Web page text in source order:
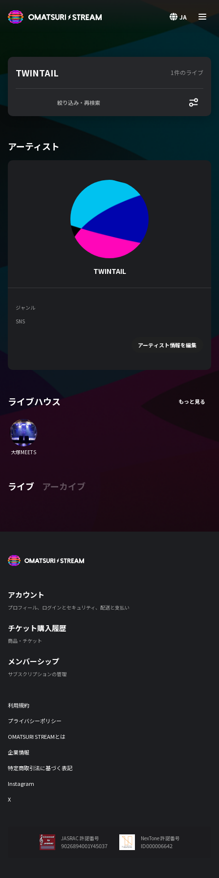
JA
TWINTAIL 1件のライブ
絞り込み・再検索
アーティスト
TWINTAIL
ジャンル
SNS
アーティスト情報を編集
ライブハウス
大塚MEETS
ライブ アーカイブ
アカウント
プロフィール、ログインとセキュリティ、配送と支払い
チケット購入履歴
商品・チケット
メンバーシップ
サブスクリプションの管理
利用規約
プライバシーポリシー
OMATSURI STREAMとは
企業情報
特定商取引法に基づく表記
Instagram
X
JASRAC 許諾番号
9026894001Y45037
NexTone 許諾番号
ID000006642